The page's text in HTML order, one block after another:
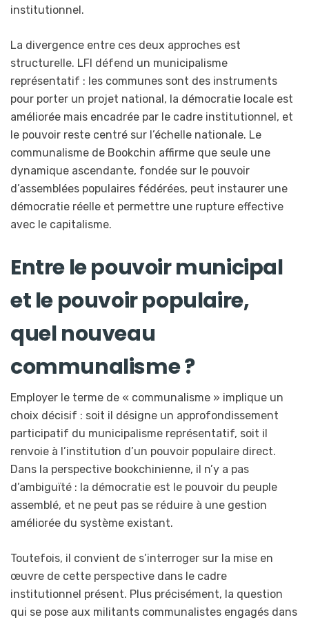
institutionnel.
La divergence entre ces deux approches est
structurelle. LFI défend un municipalisme
représentatif : les communes sont des instruments
pour porter un projet national, la démocratie locale est
améliorée mais encadrée par le cadre institutionnel, et
le pouvoir reste centré sur l’échelle nationale. Le
communalisme de Bookchin affirme que seule une
dynamique ascendante, fondée sur le pouvoir
d’assemblées populaires fédérées, peut instaurer une
démocratie réelle et permettre une rupture effective
avec le capitalisme.
Entre le pouvoir municipal
et le pouvoir populaire,
quel nouveau
communalisme ?
Employer le terme de « communalisme » implique un
choix décisif : soit il désigne un approfondissement
participatif du municipalisme représentatif, soit il
renvoie à l’institution d’un pouvoir populaire direct.
Dans la perspective bookchinienne, il n’y a pas
d’ambiguïté : la démocratie est le pouvoir du peuple
assemblé, et ne peut pas se réduire à une gestion
améliorée du système existant.
Toutefois, il convient de s’interroger sur la mise en
œuvre de cette perspective dans le cadre
institutionnel présent. Plus précisément, la question
qui se pose aux militants communalistes engagés dans